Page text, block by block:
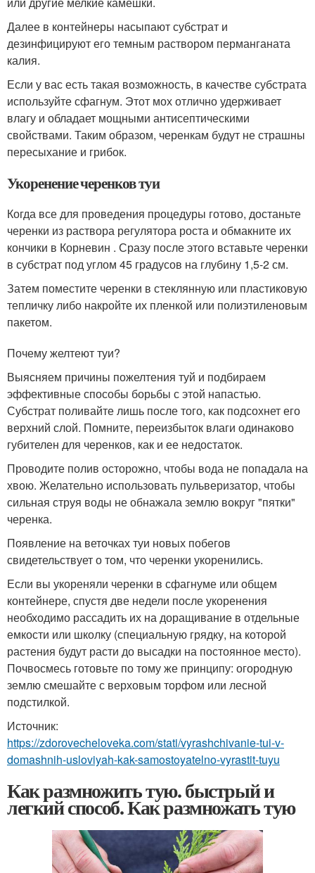
Далее в контейнеры насыпают субстрат и
дезинфицируют его темным раствором перманганата
калия.
Если у вас есть такая возможность, в качестве субстрата
используйте сфагнум. Этот мох отлично удерживает
влагу и обладает мощными антисептическими
свойствами. Таким образом, черенкам будут не страшны
пересыхание и грибок.
Укоренение черенков туи
Когда все для проведения процедуры готово, достаньте
черенки из раствора регулятора роста и обмакните их
кончики в Корневин . Сразу после этого вставьте черенки
в субстрат под углом 45 градусов на глубину 1,5-2 см.
Затем поместите черенки в стеклянную или пластиковую
тепличку либо накройте их пленкой или полиэтиленовым
пакетом.
Почему желтеют туи?
Выясняем причины пожелтения туй и подбираем
эффективные способы борьбы с этой напастью.
Субстрат поливайте лишь после того, как подсохнет его
верхний слой. Помните, переизбыток влаги одинаково
губителен для черенков, как и ее недостаток.
Проводите полив осторожно, чтобы вода не попадала на
хвою. Желательно использовать пульверизатор, чтобы
сильная струя воды не обнажала землю вокруг "пятки"
черенка.
Появление на веточках туи новых побегов
свидетельствует о том, что черенки укоренились.
Если вы укореняли черенки в сфагнуме или общем
контейнере, спустя две недели после укоренения
необходимо рассадить их на доращивание в отдельные
емкости или школку (специальную грядку, на которой
растения будут расти до высадки на постоянное место).
Почвосмесь готовьте по тому же принципу: огородную
землю смешайте с верховым торфом или лесной
подстилкой.
Источник:
https://zdorovecheloveka.com/stati/vyrashchivanie-tui-v-
domashnih-usloviyah-kak-samostoyatelno-vyrastit-tuyu
Как размножить тую. быстрый и
легкий способ. Как размножать тую